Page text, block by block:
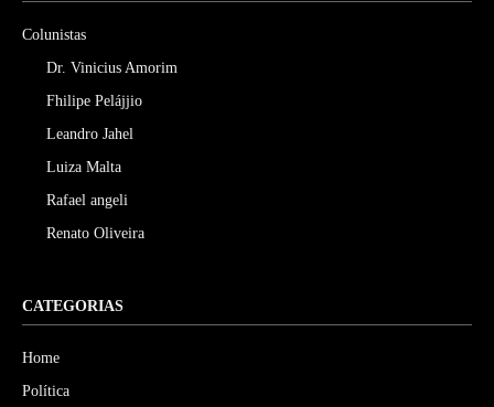
Colunistas
Dr. Vinicius Amorim
Fhilipe Pelájjio
Leandro Jahel
Luiza Malta
Rafael angeli
Renato Oliveira
CATEGORIAS
Home
Política